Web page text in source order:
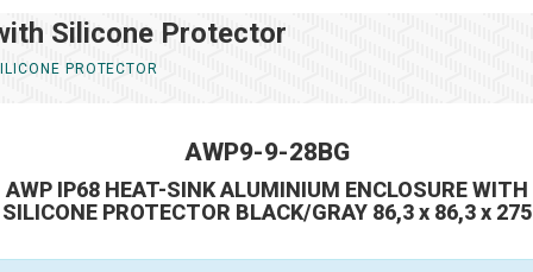
Silicone Protector
PROTECTOR
AWP9-9-28BG
AWP IP68 HEAT-SINK ALUMINIUM ENCLOSURE WITH
SILICONE PROTECTOR BLACK/GRAY 86,3 x 86,3 x 275